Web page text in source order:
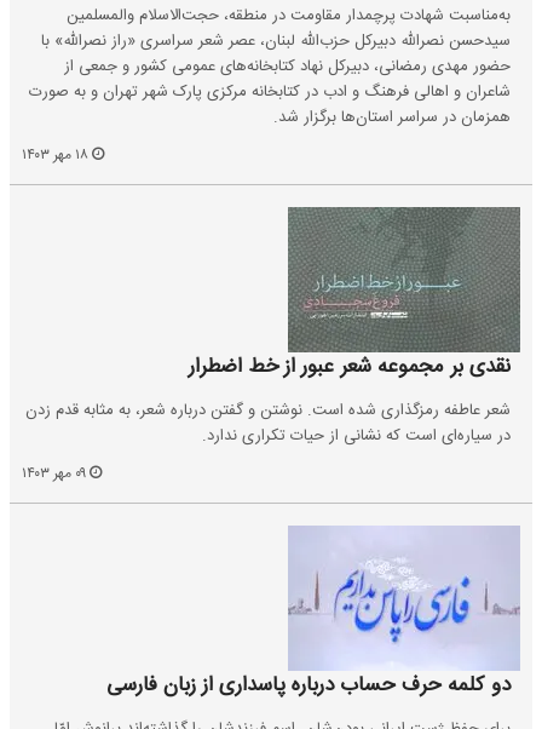
به‌مناسبت شهادت پرچمدار مقاومت در منطقه، حجت‌الاسلام والمسلمین
سیدحسن نصرالله دبیرکل حزب‌الله لبنان، عصر شعر سراسری «راز نصرالله» با
حضور مهدی رمضانی، دبیرکل نهاد کتابخانه‌های عمومی کشور و جمعی از
شاعران و اهالی فرهنگ و ادب در کتابخانه مرکزی پارک شهر تهران و به صورت
همزمان در سراسر استان‌ها برگزار شد.
نقدی بر مجموعه شعر عبور از خط اضطرار
شعر عاطفه رمزگذاری شده است. نوشتن و گفتن درباره شعر، به مثابه قدم زدن
در سیاره‌‌ای است که نشانی از حیات تکراری ندارد.
دو کلمه حرف حساب درباره پاسداری از زبان فارسی